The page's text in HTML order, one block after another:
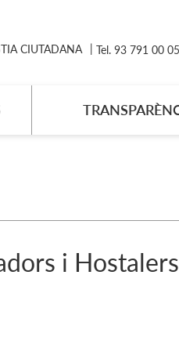
CIUTADANA Tel. 93 791 00 05
i